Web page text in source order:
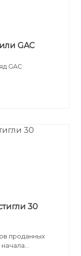
GAC
GAC
30
проданных